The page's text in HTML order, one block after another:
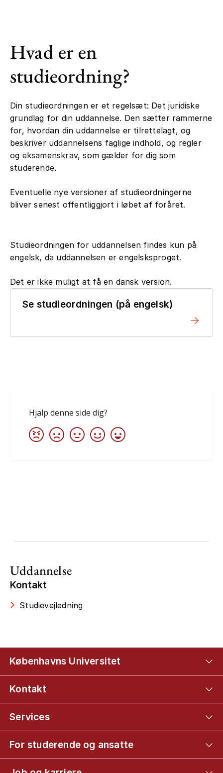
Hvad er en
studieordning?
Din studieordningen er et regelsæt: Det juridiske
grundlag for din uddannelse. Den sætter rammerne
for, hvordan din uddannelse er tilrettelagt, og
beskriver uddannelsens faglige indhold, og regler
og eksamenskrav, som gælder for dig som
studerende.
Eventuelle nye versioner af studieordningerne
bliver senest offentliggjort i løbet af foråret.
Studieordningen for uddannelsen findes kun på
engelsk, da uddannelsen er engelsksproget.
Det er ikke muligt at få en dansk version.
Se studieordningen (på engelsk)
Uddannelse
Kontakt
Studievejledning
Københavns Universitet
Kontakt
Services
For studerende og ansatte